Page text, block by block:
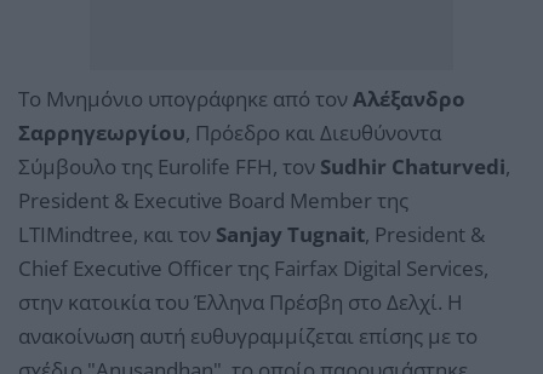
Το Μνημόνιο υπογράφηκε από τονΑλέξανδρο
Σαρρηγεωργίου, Πρόεδρο και Διευθύνοντα
Σύμβουλο της Eurolife FFH, τον Sudhir Chaturvedi,
President & Executive Board Member της
LTIMindtree, και τον Sanjay Tugnait, President &
Chief Executive Officer της Fairfax Digital Services,
στην κατοικία του Έλληνα Πρέσβη στο Δελχί. Η
ανακοίνωση αυτή ευθυγραμμίζεται επίσης με το